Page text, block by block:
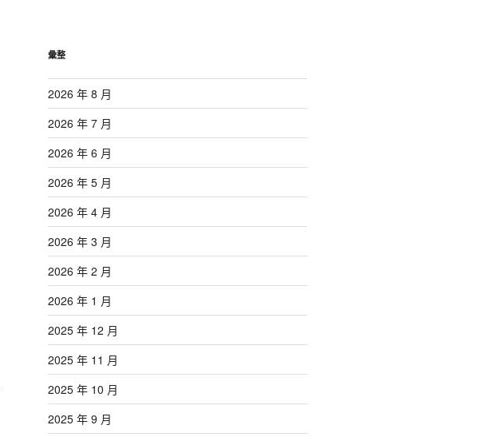
彙整
2026 年 8 月
2026 年 7 月
2026 年 6 月
2026 年 5 月
2026 年 4 月
2026 年 3 月
2026 年 2 月
2026 年 1 月
2025 年 12 月
2025 年 11 月
2025 年 10 月
2025 年 9 月